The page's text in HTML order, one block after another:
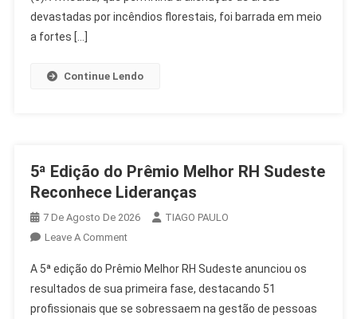
Terras
devastadas por incêndios florestais, foi barrada em meio
a fortes […]
Continue Lendo
5ª Edição do Prêmio Melhor RH Sudeste
Reconhece Lideranças
7 De Agosto De 2026
TIAGO PAULO
Leave A CommentOn
Edição
Do
Prêmio
A 5ª edição do Prêmio Melhor RH Sudeste anunciou os
resultados de sua primeira fase, destacando 51
profissionais que se sobressaem na gestão de pessoas